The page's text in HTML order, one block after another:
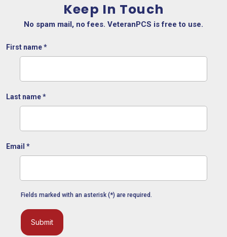
Keep In Touch
No spam mail, no fees. VeteranPCS is free to use.
First name*
Last name*
Email *
Fields marked with an asterisk (*) are required.
Submit